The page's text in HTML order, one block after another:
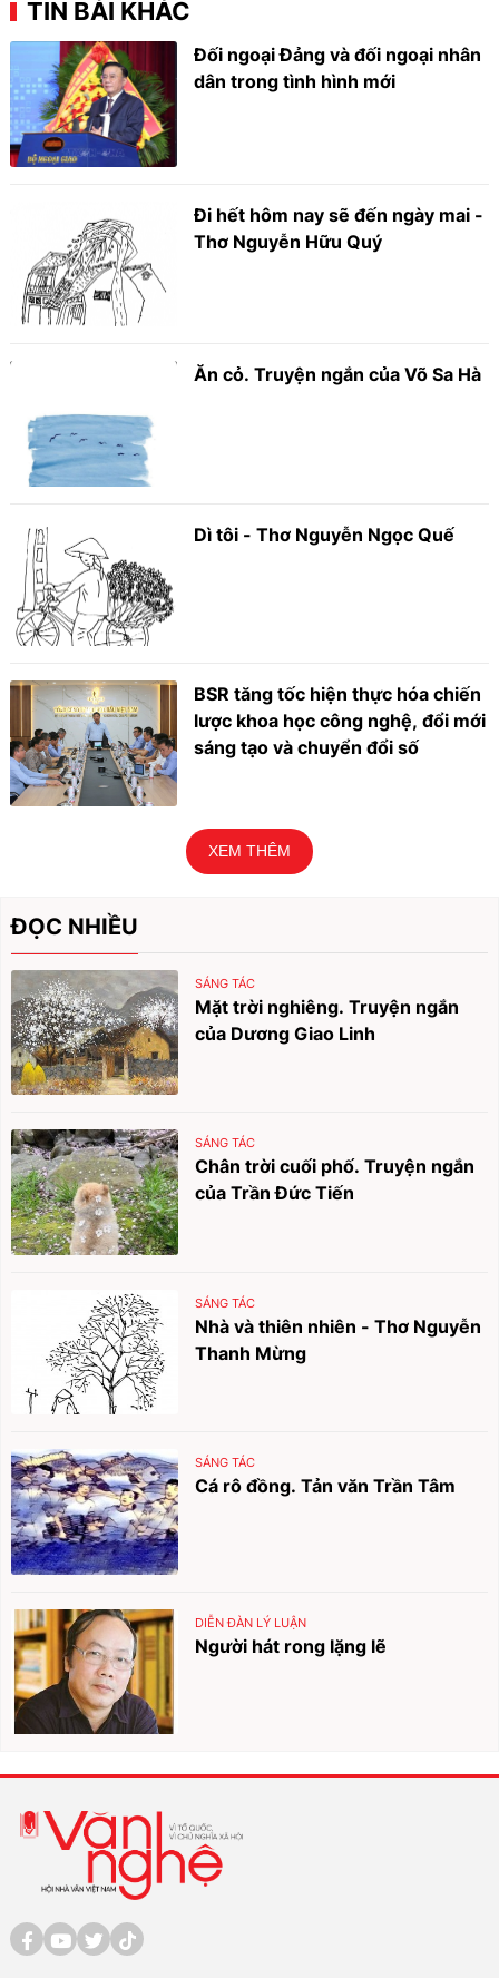
TIN BÀI KHÁC
Đối ngoại Đảng và đối ngoại nhân
dân trong tình hình mới
Đi hết hôm nay sẽ đến ngày mai -
Thơ Nguyễn Hữu Quý
Ăn cỏ. Truyện ngắn của Võ Sa Hà
Dì tôi - Thơ Nguyễn Ngọc Quế
BSR tăng tốc hiện thực hóa chiến
lược khoa học công nghệ, đổi mới
sáng tạo và chuyển đổi số
XEM THÊM
ĐỌC NHIỀU
SÁNG TÁC
Mặt trời nghiêng. Truyện ngắn
của Dương Giao Linh
SÁNG TÁC
Chân trời cuối phố. Truyện ngắn
của Trần Đức Tiến
SÁNG TÁC
Nhà và thiên nhiên - Thơ Nguyễn
Thanh Mừng
SÁNG TÁC
Cá rô đồng. Tản văn Trần Tâm
DIỄN ĐÀN LÝ LUẬN
Người hát rong lặng lẽ